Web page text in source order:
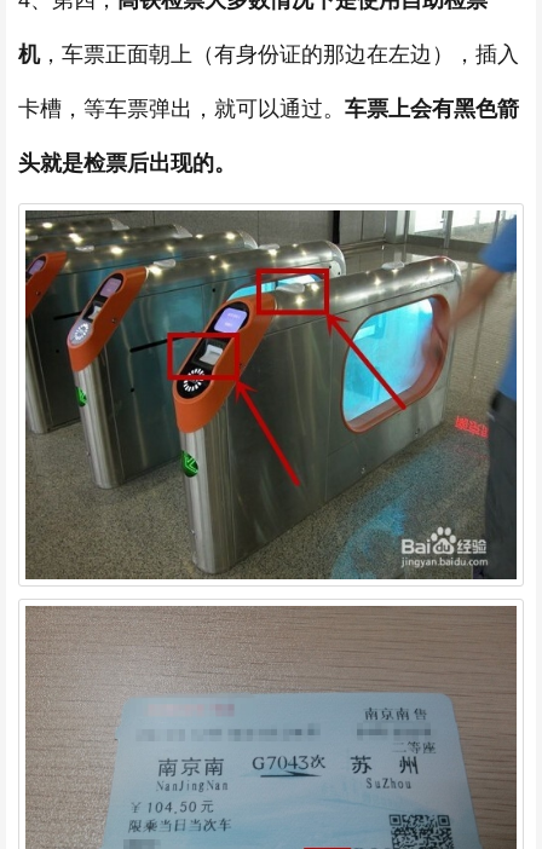
机，车票正面朝上（有身份证的那边在左边），插入
卡槽，等车票弹出，就可以通过。 车票上会有黑色箭
头就是检票后出现的。